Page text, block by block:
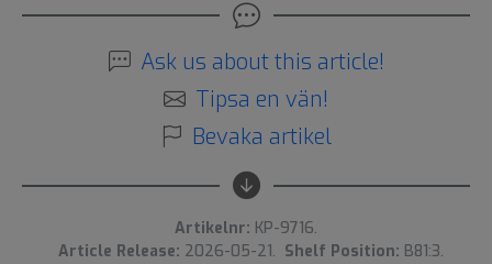
Ask us about this article!
Tipsa en vän!
Bevaka artikel
Artikelnr: KP-9716.
Article Release: 2026-05-21. Shelf Position: B81:3.